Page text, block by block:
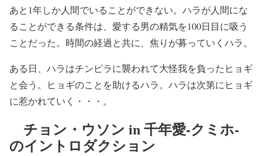
あと1年しか人間でいることができない。ハラが人間にな
ることができる条件は、愛する男の精気を100日目に吸う
ことだった。時間の経過と共に、焦りが募っていくハラ。
ある日、ハラはチンピラに襲われて大怪我を負ったヒョギ
と会う。ヒョギのことを助けるハラ。ハラは次第にヒョギ
に惹かれていく・・・。
チョン・ウソン in 千年愛-クミホ-
のイントロダクション